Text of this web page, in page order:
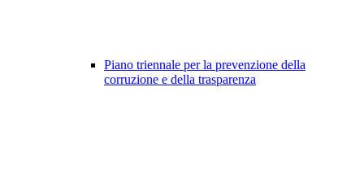
Piano triennale per la prevenzione della
corruzione e della trasparenza